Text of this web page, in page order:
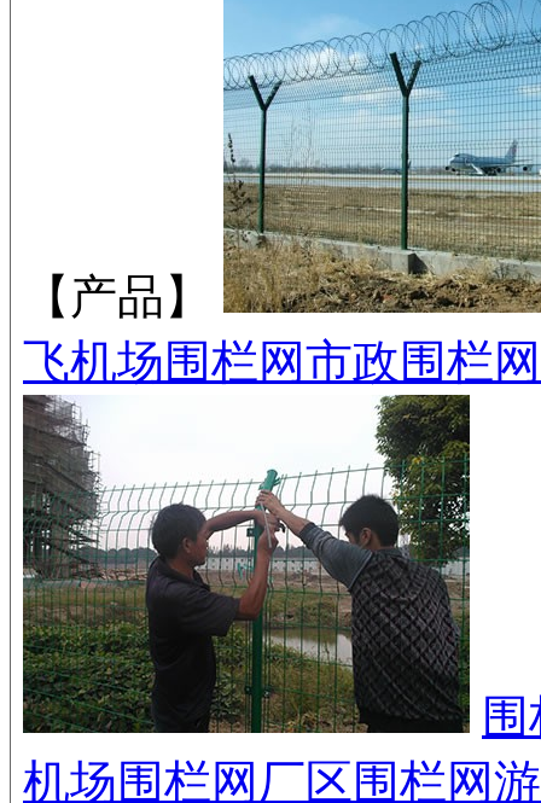
【产品】
飞机场围栏网市政围栏网
机场围栏网 厂区围栏网